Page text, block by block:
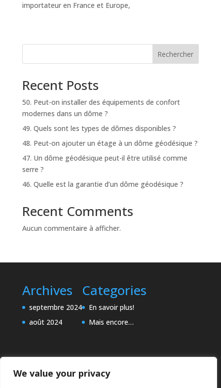
We value your privacy
importateur en France et Europe,
Rechercher
Recent Posts
50. Peut-on installer des équipements de confort
modernes dans un dôme ?
49. Quels sont les types de dômes disponibles ?
48. Peut-on ajouter un étage à un dôme géodésique ?
47. Un dôme géodésique peut-il être utilisé comme
serre ?
46. Quelle est la garantie d’un dôme géodésique ?
Recent Comments
Aucun commentaire à afficher.
Archives
septembre 2024
août 2024
Categories
En savoir plus!
Mais encore…